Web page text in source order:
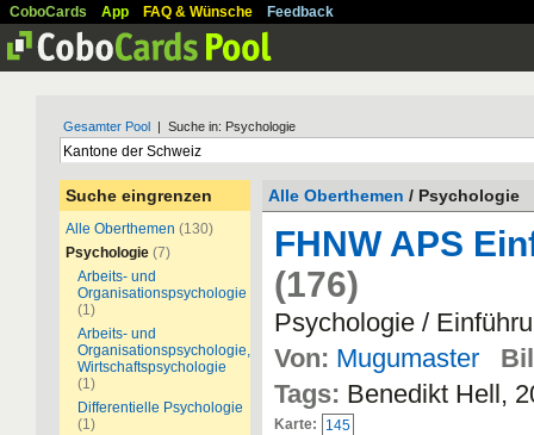
CoboCards App FAQ & Wünsche Feedback
Gesamter Pool | Suche in: Psychologie
Suche eingrenzen
Alle Oberthemen (130)
Psychologie (7)
Arbeits- und
Organisationspsychologie
(1)
Arbeits- und
Organisationspsychologie,
Wirtschaftspsychologie
(1)
Differentielle Psychologie
(1)
Alle Oberthemen / Psychologie
FHNW APS
(176)
Psychologie /
Von: Mugumaster
Tags: Benedikt Hell,
Karte: 145